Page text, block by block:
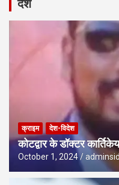
देश
क्राइम देश-विदेश
कोटद्वार के डॉक्टर
October 1, 2024